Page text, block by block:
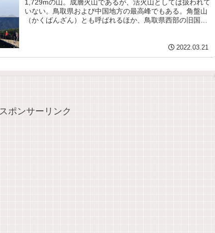
1,729mの山。成層火山であるが、活火山としては扱われて
いない。鳥取県および中国地方の最高峰でもある。角盤山
（かくばんざん）とも呼ばれるほか、鳥取県西部の旧国名
2022.03.21
スポンサーリンク